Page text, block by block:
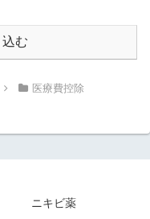
む
医療費控除
ニキビ薬